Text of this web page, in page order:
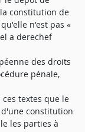
constitution de
n'est pas «
a derechef
des droits
pénale,
textes que le
constitution
les parties à